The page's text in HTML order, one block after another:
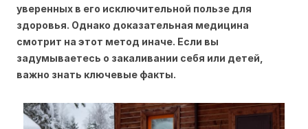
уверенных в его исключительной пользе для
здоровья. Однако доказательная медицина
смотрит на этот метод иначе. Если вы
задумываетесь о закаливании себя или детей,
важно знать ключевые факты.